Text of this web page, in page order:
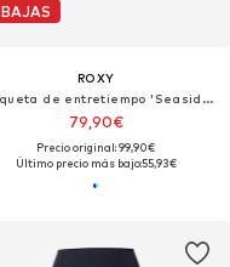
ROXY
Chaqueta de entretiempo 'Seaside Resort'
79,90€
Precio original: 99,90€
Último precio más bajo:55,93€